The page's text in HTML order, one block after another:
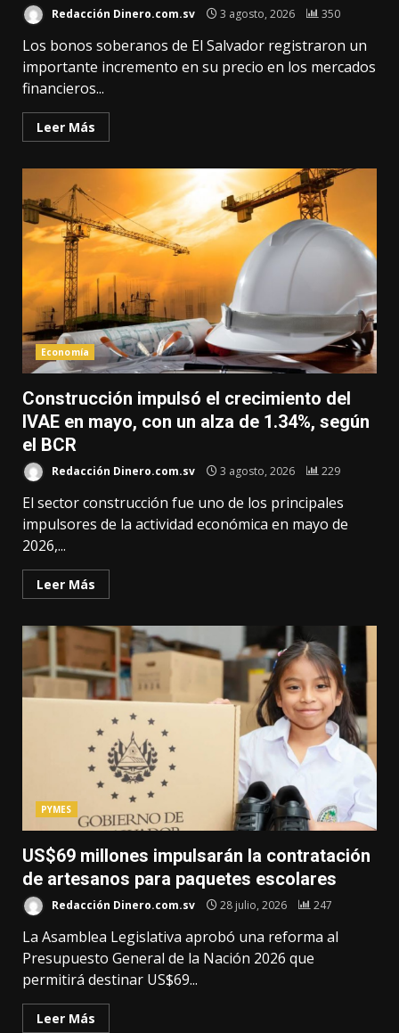
Redacción Dinero.com.sv 3 agosto, 2026 350
Los bonos soberanos de El Salvador registraron un
importante incremento en su precio en los mercados
financieros...
Leer Más
Economía
Construcción impulsó el crecimiento del
IVAE en mayo, con un alza de 1.34%, según
el BCR
Redacción Dinero.com.sv 3 agosto, 2026 229
El sector construcción fue uno de los principales
impulsores de la actividad económica en mayo de
2026,...
Leer Más
PYMES
US$69 millones impulsarán la contratación
de artesanos para paquetes escolares
Redacción Dinero.com.sv 28 julio, 2026 247
La Asamblea Legislativa aprobó una reforma al
Presupuesto General de la Nación 2026 que
permitirá destinar US$69...
Leer Más